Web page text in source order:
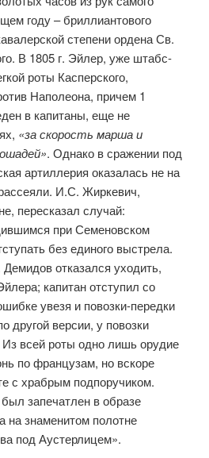
году – бриллиантового
степени ордена Св.
В 1805 г. Эйлер, уже штабс-
роты Касперского,
Наполеона, причем 1
в капитаны, еще не
«за скорость марша и
. Однако в сражении под
артиллерия оказалась не на
И.С. Жиркевич,
пересказал случай:
при Семеновском
без единого выстрела.
отказался уходить,
капитан отступил со
увезя и повозки-передки
другой версии, у повозки
Из всей роты одно лишь орудие
по французам, но вскоре
с храбрым подпоручиком.
запечатлен в образе
на знаменитом полотне
под Аустерлицем».